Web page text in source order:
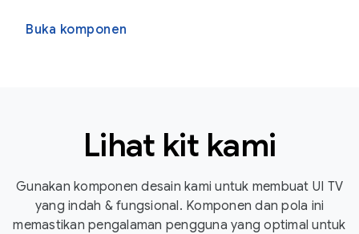
Buka komponen
Lihat kit kami
Gunakan komponen desain kami untuk membuat UI TV
yang indah & fungsional. Komponen dan pola ini
memastikan pengalaman pengguna yang optimal untuk